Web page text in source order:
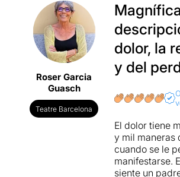
Roser Garcia
Guasch
Teatre Barcelona
Magnífica
dolor, la
y del
El dolor tiene
y mil maneras
cuando se le
manifestarse.
siente un